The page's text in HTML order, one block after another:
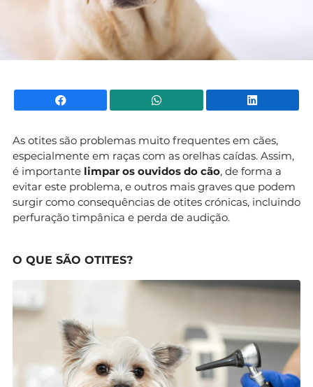
Facebook WhatsApp
As otites são problemas muito frequentes em cães,
especialmente em raças com as orelhas caídas. Assim,
é importante limpar os ouvidos do cão, de forma a
evitar este problema, e outros mais graves que podem
surgir como consequências de otites crónicas, incluindo
perfuração timpânica e perda de audição.
O QUE SÃO OTITES?